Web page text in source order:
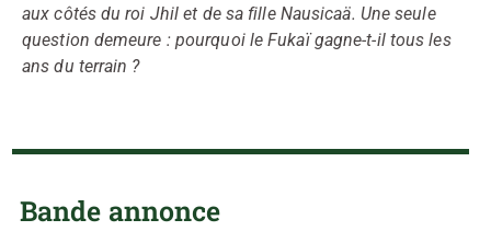
aux côtés du roi Jhil et de sa fille Nausicaä. Une seule
question demeure : pourquoi le Fukaï gagne-t-il tous les
ans du terrain ?
Bande annonce